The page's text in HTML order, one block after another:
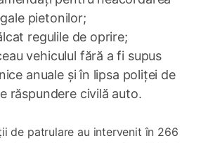
pietonilor;
regulile de oprire;
vehiculul fără a fi supus
anuale și în lipsa poliței de
răspundere civilă auto.
de patrulare au intervenit în 266